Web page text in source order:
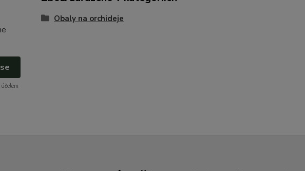
Obaly na orchideje